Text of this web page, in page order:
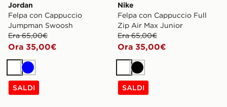
Jordan
Felpa con Cappuccio
Jumpman Swoosh
Era 65,00€
Ora 35,00€
Bianco
Blu
SALDI
Nike
Felpa con Cappuccio Full
Zip Air Max Junior
Era 65,00€
Ora 35,00€
Bianco
Nero
SALDI